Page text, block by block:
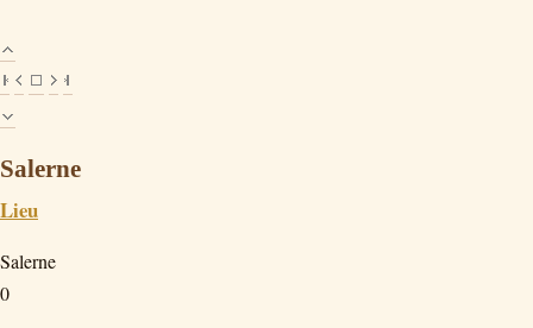
Salerne
Lieu
Salerne
0